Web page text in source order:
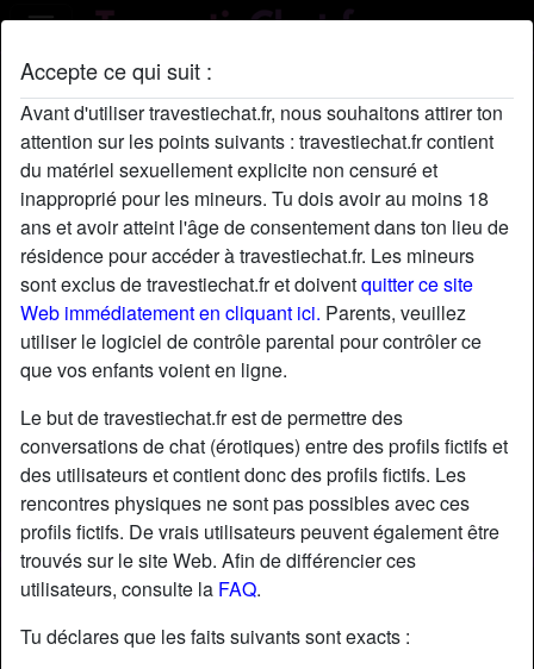
Accepte ce qui suit :
Avant d'utiliser travestiechat.fr, nous souhaitons attirer ton
attention sur les points suivants : travestiechat.fr contient
du matériel sexuellement explicite non censuré et
inapproprié pour les mineurs. Tu dois avoir au moins 18
ans et avoir atteint l'âge de consentement dans ton lieu de
résidence pour accéder à travestiechat.fr. Les mineurs
sont exclus de travestiechat.fr et doiventquitter ce site
Web immédiatement en cliquant ici. Parents, veuillez
utiliser le logiciel de contrôle parental pour contrôler ce
que vos enfants voient en ligne.
Le but de travestiechat.fr est de permettre des
conversations de chat (érotiques) entre des profils fictifs et
des utilisateurs et contient donc des profils fictifs. Les
rencontres physiques ne sont pas possibles avec ces
profils fictifs. De vrais utilisateurs peuvent également être
trouvés sur le site Web. Afin de différencier ces
utilisateurs, consulte la FAQ.
Tu déclares que les faits suivants sont exacts :
Profil de ChristelleErrisi
starAjouter chatDiscuter !